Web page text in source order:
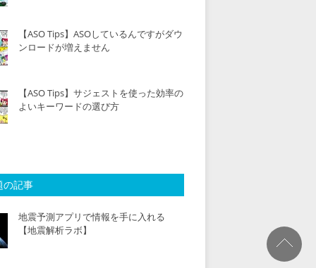
【ASO Tips】ASOしているんですがダウ
ンロードが増えません
【ASO Tips】サジェストを使った効率の
よいキーワードの選び方
の記事
地震予測アプリで情報を手に入れる
【地震解析ラボ】